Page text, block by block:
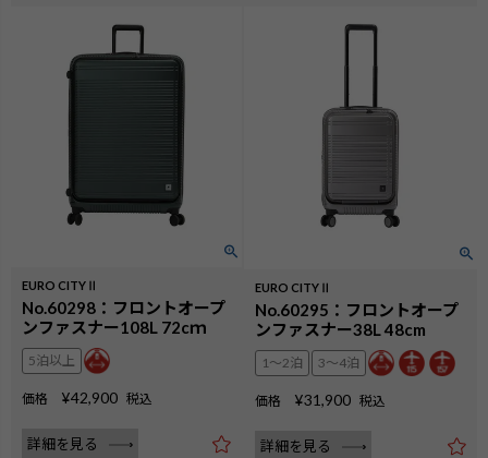
EURO CITYⅡ
No.60298：フロントオープ
ンファスナー108L 72cｍ
5泊以上
価格 ¥42,900 税込
詳細を見る
EURO CITYⅡ
No.60295：フロントオープ
ンファスナー38L 48cm
1〜2泊 3〜4泊
価格 ¥31,900 税込
詳細を見る